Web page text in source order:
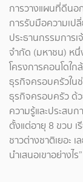
การวางแผนที่ดีนอ
การรับมือความเ
ประธานกรรมการ
จำกัด (มหาชน) หนึ่
โครงการคอนโดใ
ธุรกิจครอบครัวใน
ธุรกิจครอบครัว ด้ว
ความรู้และประสบ
ตั้งแต่อายุ 8 ขวบ
ชาวต่างชาติเยอะ เ
นำเสนอเขาอย่าง